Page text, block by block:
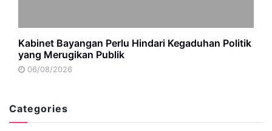
Kabinet Bayangan Perlu Hindari Kegaduhan Politik
yang Merugikan Publik
06/08/2026
Categories